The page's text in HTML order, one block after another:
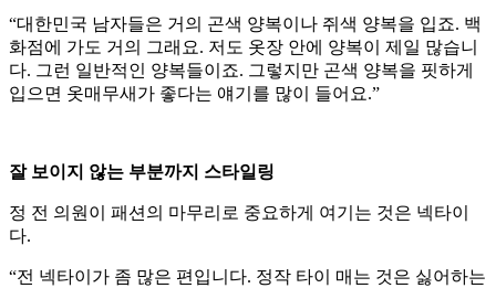
“대한민국 남자들은 거의 곤색 양복이나 쥐색 양복을 입죠. 백
화점에 가도 거의 그래요. 저도 옷장 안에 양복이 제일 많습니
다. 그런 일반적인 양복들이죠. 그렇지만 곤색 양복을 핏하게
입으면 옷매무새가 좋다는 얘기를 많이 들어요.”
잘 보이지 않는 부분까지 스타일링
정 전 의원이 패션의 마무리로 중요하게 여기는 것은 넥타이
다.
“전 넥타이가 좀 많은 편입니다. 정작 타이 매는 것은 싫어하는